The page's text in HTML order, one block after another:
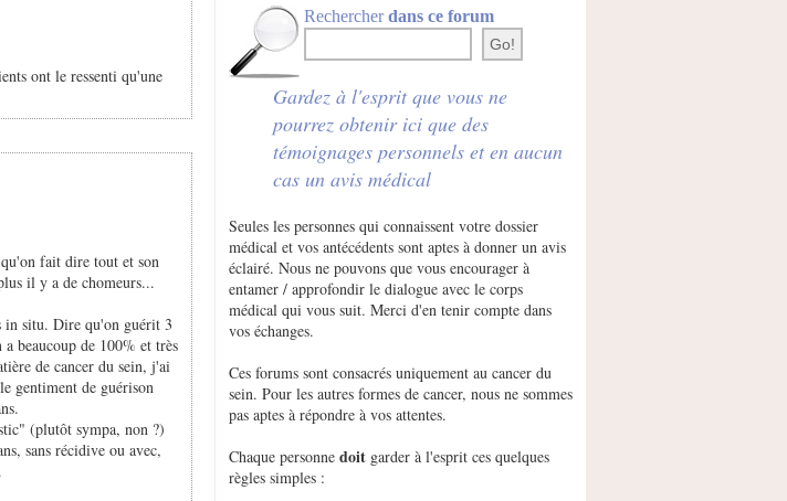
ont le ressenti qu'une
fait dire tout et son
il y a de chomeurs...
in situ. Dire qu'on guérit 3
beaucoup de 100% et très
de cancer du sein, j'ai
gentiment de guérison
(plutôt sympa, non ?)
sans récidive ou avec,
Rechercherdans ce forum
Gardez à l'esprit que vous ne
pourrez obtenir ici que des
témoignages personnels et en aucun
cas un avis médical
Seules les personnes qui connaissent votre dossier
médical et vos antécédents sont aptes à donner un avis
éclairé. Nous ne pouvons que vous encourager à
entamer / approfondir le dialogue avec le corps
médical qui vous suit. Merci d'en tenir compte dans
vos échanges.
Ces forums sont consacrés uniquement au cancer du
sein. Pour les autres formes de cancer, nous ne sommes
pas aptes à répondre à vos attentes.
Chaque personne doit garder à l'esprit ces quelques
règles simples :